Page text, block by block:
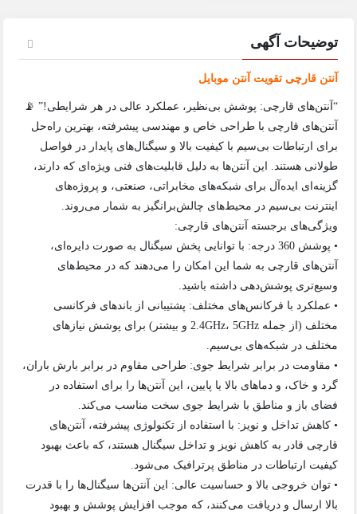
توضیحات آگهی
آنتن قارچی تقویت آنتن موبایل
“آنتن‌های قارچی: پوشش بی‌نظیر، عملکرد عالی در هر شرایطی!” 📡
آنتن‌های قارچی با طراحی خاص و مهندسی پیشرفته، بهترین راه‌حل
برای ارتباطات بی‌سیم با کیفیت بالا و سیگنال‌های پایدار در فواصل
طولانی هستند. این آنتن‌ها به دلیل قابلیت‌های فنی ویژه‌ای که دارند،
گزینه‌ای ایده‌آل برای شبکه‌های مخابراتی، صنعتی، و پروژه‌های
اینترنت بی‌سیم در محیط‌های چالش‌برانگیز به شمار می‌روند.
ویژگی‌های برجسته آنتن‌های قارچی:
• پوشش 360 درجه: با توانایی پخش سیگنال به صورت دایره‌ای،
آنتن‌های قارچی به شما این امکان را می‌دهند که در محیط‌های
وسیع‌تری پوشش‌دهی داشته باشید.
• عملکرد با فرکانس‌های مختلف: پشتیبانی از باندهای فرکانسی
مختلف (از جمله 2.4GHz، 5GHz و بیشتر) برای پوشش نیازهای
مختلف در شبکه‌های بی‌سیم.
• مقاومت در برابر شرایط جوی: طراحی مقاوم در برابر بارش باران،
گرد و خاک، و دماهای بالا یا پایین، این آنتن‌ها را برای استفاده در
فضای باز و مناطق با شرایط جوی سخت مناسب می‌کند.
• کاهش تداخل و نویز: با استفاده از تکنولوژی پیشرفته، آنتن‌های
قارچی قادر به کاهش نویز و تداخل سیگنال هستند، که باعث بهبود
کیفیت ارتباطات در مناطق پرترافیک می‌شود.
• توان خروجی بالا و حساسیت عالی: این آنتن‌ها سیگنال‌ها را با قدرت
بالا ارسال و دریافت می‌کنند، که موجب افزایش پوشش و بهبود